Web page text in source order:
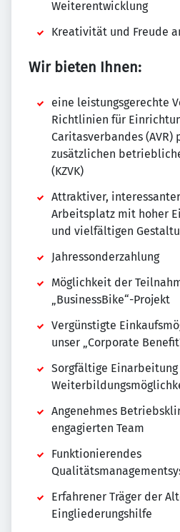
Weiterentwicklung
Kreativität und Freude
Wir bieten Ihnen:
eine leistungsgerechte
Richtlinien für
Caritasverbandes (AVR)
zusätzlichen
(KZVK)
Attraktiver,
Arbeitsplatz mit hoher
und vielfältigen
Jahressonderzahlung
Möglichkeit der
„BusinessBike“-Projekt
Vergünstigte
unser „Corporate
Sorgfältige Einarbeitung
Angenehmes
engagierten Team
Funktionierendes
Erfahrener Träger der
Eingliederungshilfe